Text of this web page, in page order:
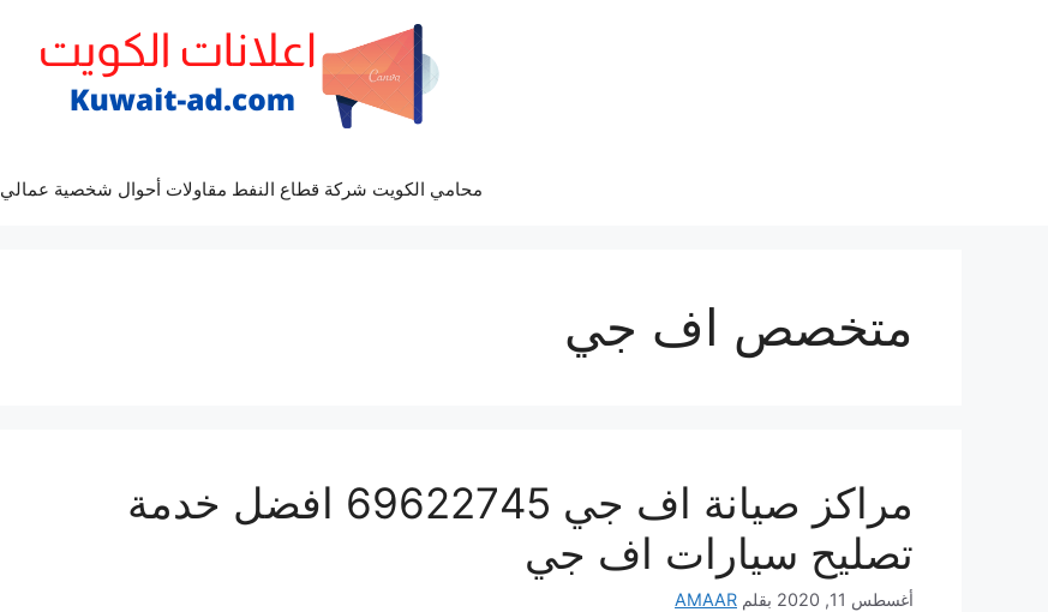
محامي الكويت شركة قطاع النفط مقاولات أحوال شخصية عمالي
متخصص اف جي
مراكز صيانة اف جي 69622745 افضل خدمة
تصليح سيارات اف جي
أغسطس 11, 2020 بقلم AMAAR